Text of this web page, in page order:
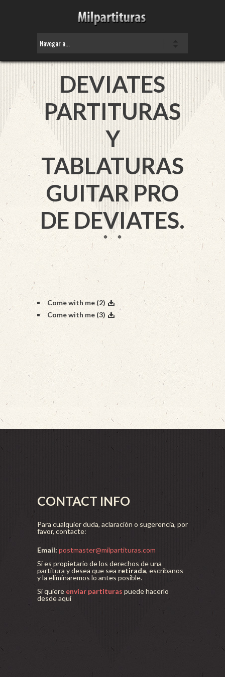
DEVIATES
PARTITURAS
Y
TABLATURAS
GUITAR PRO
DE DEVIATES.
Come with me (2)
Come with me (3)
CONTACT INFO
Para cualquier duda, aclaración o sugerencia, por
favor, contacte:
Email: postmaster@milpartituras.com
Si es propietario de los derechos de una
partitura y desea que sea retirada, escríbanos
y la eliminaremos lo antes posible.
Si quiere enviar partituras puede hacerlo
desde aquí